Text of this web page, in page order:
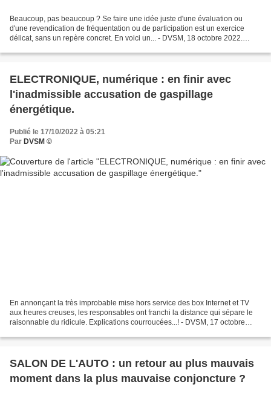
Beaucoup, pas beaucoup ? Se faire une idée juste d'une évaluation ou
d'une revendication de fréquentation ou de participation est un exercice
délicat, sans un repère concret. En voici un... - DVSM, 18 octobre 2022.
ELECTRONIQUE, numérique : en finir avec
l'inadmissible accusation de gaspillage
énergétique.
Publié le 17/10/2022 à 05:21
Par DVSM ©
En annonçant la très improbable mise hors service des box Internet et TV
aux heures creuses, les responsables ont franchi la distance qui sépare le
raisonnable du ridicule. Explications courroucées...! - DVSM, 17 octobre
SALON DE L'AUTO : un retour au plus mauvais
moment dans la plus mauvaise conjoncture ?